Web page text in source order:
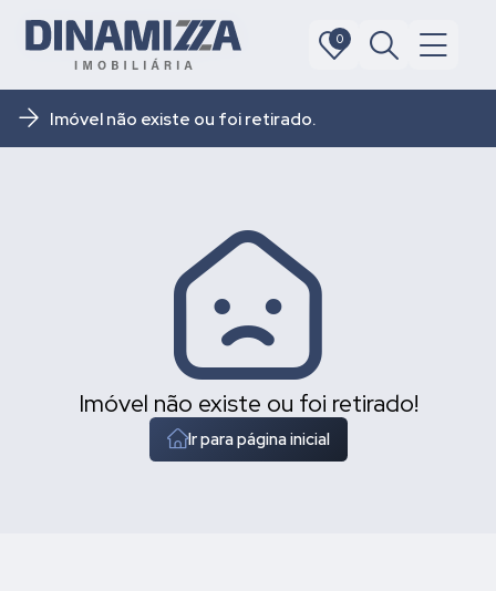
0
0
Imóvel não existe ou foi retirado.
Imóvel não existe ou foi retirado!
Ir para página inicial